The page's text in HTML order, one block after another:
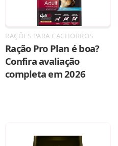
RAÇÕES PARA CACHORROS
Ração Pro Plan é boa?
Confira avaliação
completa em 2026